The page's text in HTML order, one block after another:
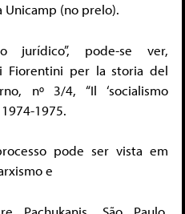
(no prelo).
jurídico”, pode-se ver,
Fiorentini per la storia del
nº 3/4, “Il ‘socialismo
1975.
pode ser vista em
e